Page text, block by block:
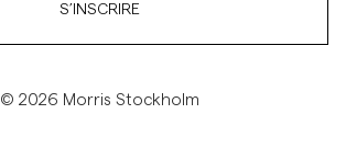
S’INSCRIRE
© 2026 Morris Stockholm